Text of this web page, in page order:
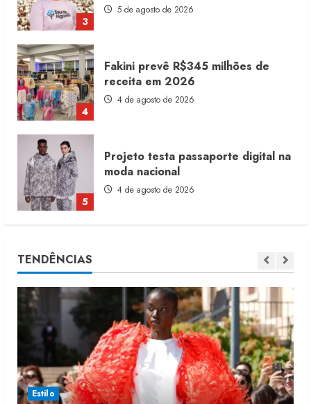
3
5 de agosto de 2026
4
Fakini prevê R$345 milhões de
receita em 2026
4 de agosto de 2026
5
Projeto testa passaporte digital na
moda nacional
4 de agosto de 2026
1
2
Moda vende US$63,7 bilhões em
produtos licenciados
6 de agosto de 2026
TENDÊNCIAS
Estilo